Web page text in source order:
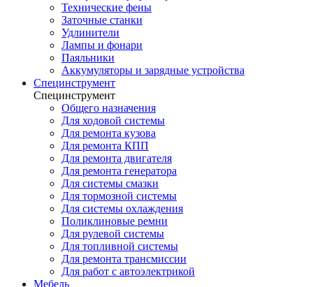
Технические фены
Заточные станки
Удлинители
Лампы и фонари
Паяльники
Аккумуляторы и зарядные устройства
Специнструмент
Специнструмент
Общего назначения
Для ходовой системы
Для ремонта кузова
Для ремонта КПП
Для ремонта двигателя
Для ремонта генератора
Для системы смазки
Для тормозной системы
Для системы охлаждения
Поликлиновые ремни
Для рулевой системы
Для топливной системы
Для ремонта трансмиссии
Для работ с автоэлектрикой
Мебель